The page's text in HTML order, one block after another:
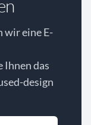
wir eine E-
Ihnen das
design